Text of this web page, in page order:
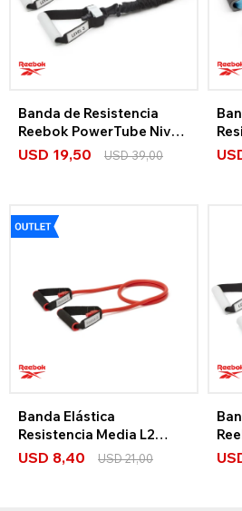
Banda de Resistencia
Reebok PowerTube Nivel
3
USD 19,50 USD39,00
Banda Elástica
Resistencia Media L2
Reebok
USD 8,40 USD21,00
4